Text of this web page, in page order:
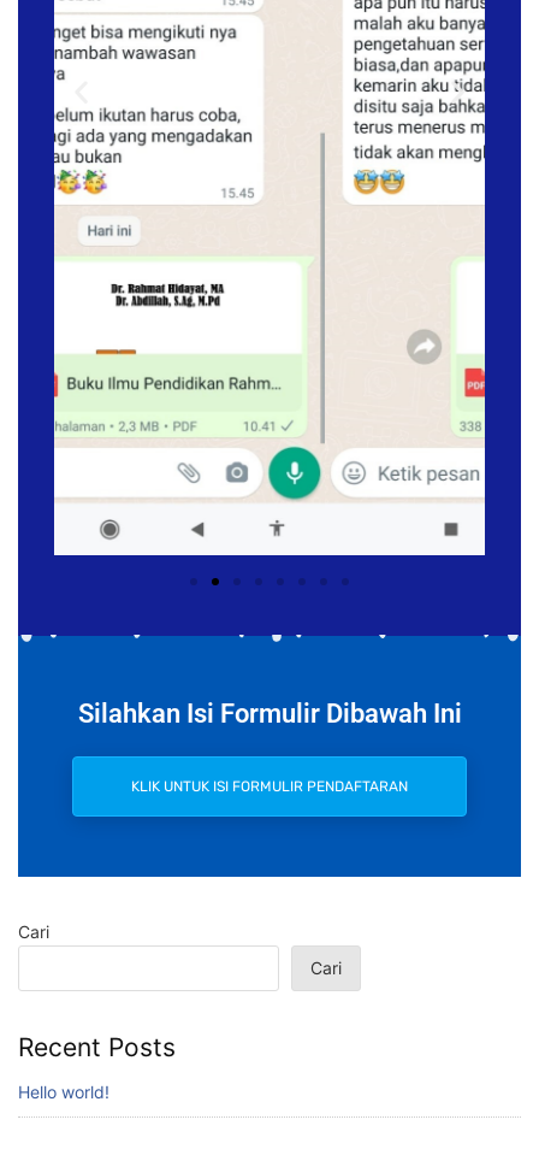
Silahkan Isi Formulir Dibawah Ini
KLIK UNTUK ISI FORMULIR PENDAFTARAN
Cari
Cari
Recent Posts
Hello world!